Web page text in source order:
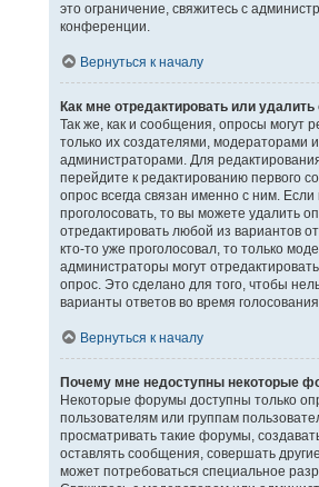
это ограничение, свяжитесь с
конференции.
Вернуться к началу
Как мне отредактировать или удалить
Так же, как и сообщения, опросы могут
только их создателями, модераторами
администраторами. Для
перейдите к редактированию первого
опрос всегда связан именно с ним. Если
проголосовать, то вы можете удалить
отредактировать любой из вариантов
кто-то уже проголосовал, то только
администраторы могут
опрос. Это сделано для того, чтобы
варианты ответов во время
Вернуться к началу
Почему мне недоступны некоторые
Некоторые форумы доступны только
пользователям или группам
просматривать такие форумы,
оставлять сообщения, совершать
может потребоваться специальное